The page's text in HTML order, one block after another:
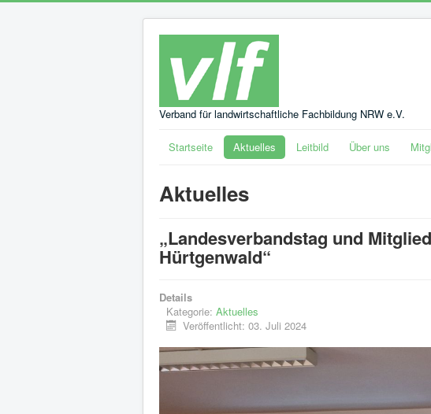
Verband für landwirtschaftliche Fachbildung NRW e.V.
Startseite Aktuelles Leitbild Über uns
Aktuelles
„Landesverbandstag und
Hürtgenwald“
Details
Kategorie: Aktuelles
Veröffentlicht: 03. Juli 2024